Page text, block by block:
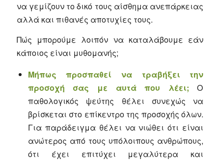
να γεμίζουν το δικό τους αίσθημα ανεπάρκειας
αλλά και πιθανές αποτυχίες τους.
Πώς μπορούμε λοιπόν να καταλάβουμε εάν
κάποιος είναι μυθομανής;
Μήπως προσπαθεί να τραβήξει την
προσοχή σας με αυτά που λέει; Ο
παθολογικός ψεύτης θέλει συνεχώς να
βρίσκεται στο επίκεντρο της προσοχής όλων.
Για παράδειγμα θέλει να νιώθει ότι είναι
ανώτερος από τους υπόλοιπους ανθρώπους,
ότι έχει επιτύχει μεγαλύτερα και